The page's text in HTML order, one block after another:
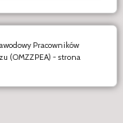
Pracowników
(OMZZPEA) - strona